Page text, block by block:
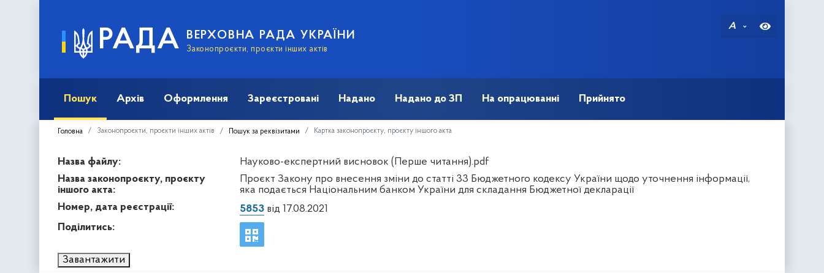
РАДА ВЕРХОВНА РАДА УКРАЇНИ
Законопроєкти, проєкти інших актів
A
Пошук Архів Оформлення Зареєстровані Надано Надано до ЗП На опрацюванні Прийнято
Головна Законопроєкти, проєкти інших актів Пошук за реквізитами Картка законопроєкту, проєкту іншого акта
Назва файлу:
Науково-експертний висновок (Перше читання).pdf
Назва законопроєкту, проєкту
іншого акта:
Проєкт Закону про внесення зміни до статті 33 Бюджетного кодексу України щодо уточнення інформації,
яка подається Національним банком України для складання Бюджетної декларації
Номер, дата реєстрації:
5853від 17.08.2021
Поділитись:
Завантажити